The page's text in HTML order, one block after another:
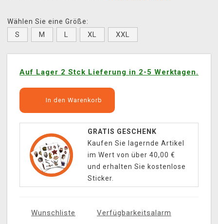
Wählen Sie eine Größe:
S M L XL XXL
Auf Lager 2 Stck Lieferung in 2-5 Werktagen.
In den Warenkorb
GRATIS GESCHENK
Kaufen Sie lagernde Artikel
im Wert von über 40,00 €
und erhalten Sie kostenlose
Sticker.
Wunschliste Verfügbarkeitsalarm